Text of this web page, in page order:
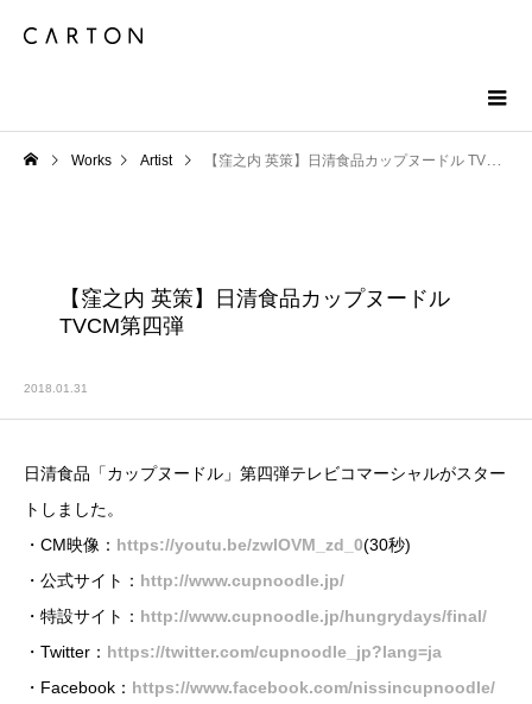
Works Artist 【窪之内 英策】日清食品カップヌードル TVCM第四弾
【窪之内 英策】日清食品カップヌードル
TVCM第四弾
2018.01.31
日清食品「カップヌードル」第四弾テレビコマーシャルがスター
トしました。
・CM映像： https://youtu.be/zwIOVM_zd_0(30秒)
・公式サイト： http://www.cupnoodle.jp/
​・特設サイト： http://www.cupnoodle.jp/hungrydays/final/
・Twitter： https://twitter.com/cupnoodle_jp?lang=ja
・Facebook： https://www.facebook.com/nissincupnoodle/